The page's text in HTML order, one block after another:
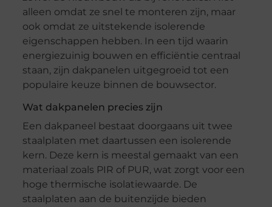
alleen omdat ze snel te monteren zijn, maar
ook omdat ze uitstekende isolerende
eigenschappen hebben. In een tijd waarin
energiezuinig bouwen en efficiëntie centraal
staan, zijn dakpanelen uitgegroeid tot een
populaire keuze binnen de bouwsector.
Wat dakpanelen precies zijn
Een dakpaneel bestaat doorgaans uit twee
staalplaten met daartussen een isolerende
kern. Deze kern is meestal gemaakt van een
materiaal zoals PIR of PUR, wat zorgt voor een
hoge thermische isolatiewaarde. De
staalplaten aan de buitenzijde bieden